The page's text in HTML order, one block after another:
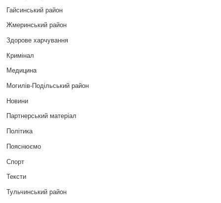
Гайсинський район
Жмеринський район
Здорове харчування
Кримінал
Медицина
Могилів-Подільський район
Новини
Партнерський матеріал
Політика
Пояснюємо
Спорт
Тексти
Тульчинський район